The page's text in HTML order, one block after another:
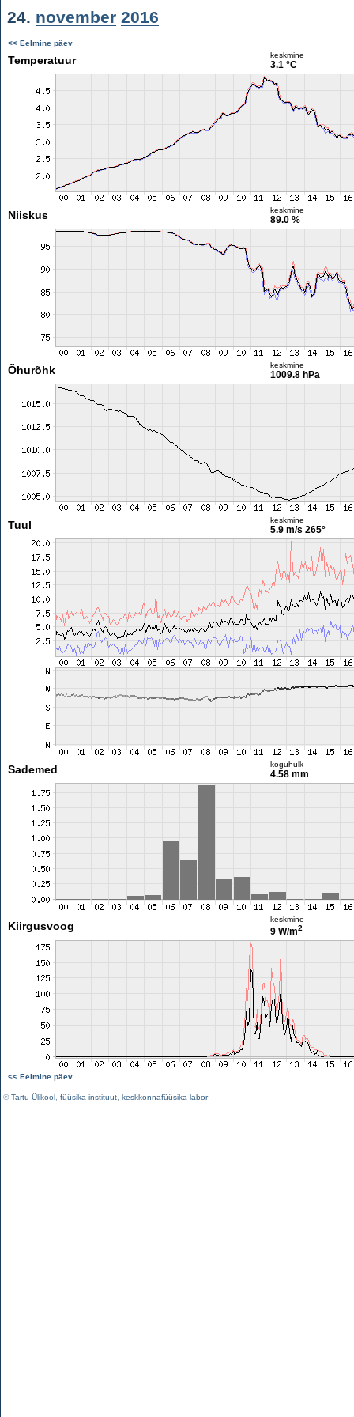
24. november 2016
<< Eelmine päev
Temperatuur keskmine
3.1 °C
Niiskus keskmine
89.0 %
Õhurõhk keskmine
1009.8 hPa
Tuul keskmine
5.9 m/s 265°
Sademed koguhulk
4.58 mm
Kiirgusvoog
keskmine
9 W/m2
<< Eelmine päev
©Tartu Ülikool füüsika instituut keskkonnafüüsika labor